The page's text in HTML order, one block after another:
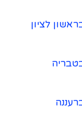
לציון